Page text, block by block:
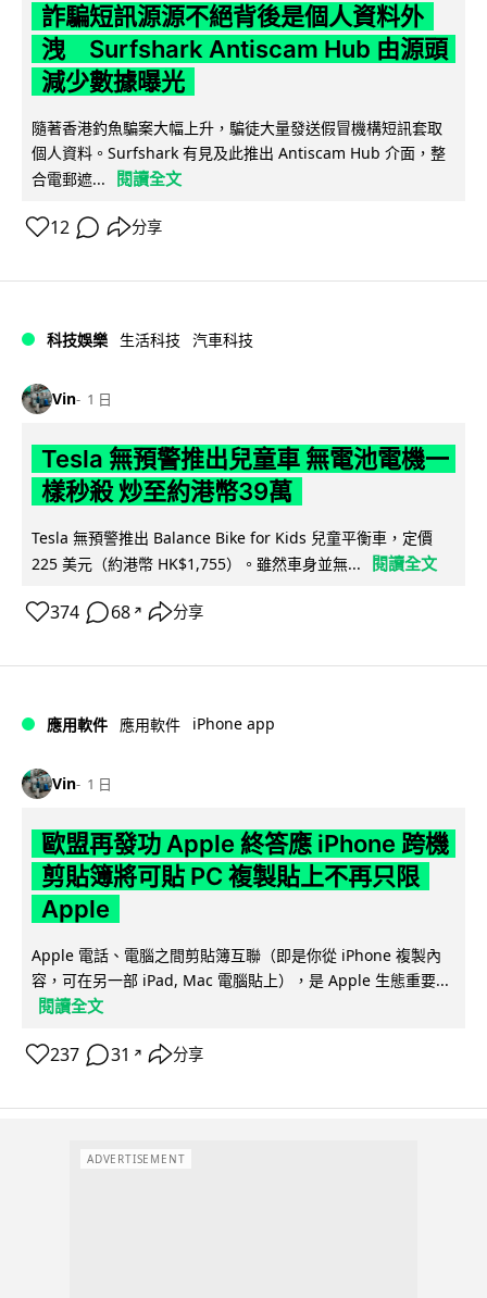
詐騙短訊源源不絕背後是個人資料外
洩 Surfshark Antiscam Hub 由源頭
減少數據曝光
隨著香港釣魚騙案大幅上升，騙徒大量發送假冒機構短訊套取
個人資料。Surfshark 有見及此推出 Antiscam Hub 介面，整
合電郵遮...
閱讀全文
12 分享
科技娛樂 生活科技 汽車科技
Vin 1 日
Tesla 無預警推出兒童車 無電池電機一
樣秒殺 炒至約港幣39萬
Tesla 無預警推出 Balance Bike for Kids 兒童平衡車，定價
225 美元（約港幣 HK$1,755）。雖然車身並無...
閱讀全文
374 68 ↗ 分享
應用軟件 應用軟件 iPhone app
Vin 1 日
歐盟再發功 Apple 終答應 iPhone 跨機
剪貼簿將可貼 PC 複製貼上不再只限
Apple
Apple 電話、電腦之間剪貼簿互聯（即是你從 iPhone 複製內
容，可在另一部 iPad, Mac 電腦貼上），是 Apple 生態重要...
閱讀全文
237 31 ↗ 分享
ADVERTISEMENT